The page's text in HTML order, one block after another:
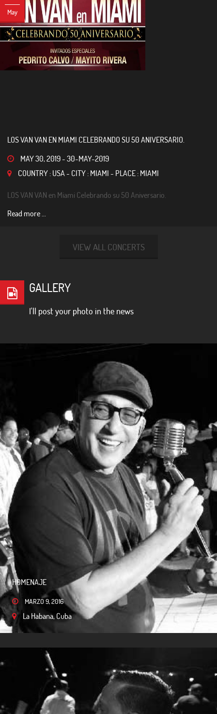
May
LOS VAN VAN EN MIAMI CELEBRANDO SU 50 ANIVERSARIO.
MAY 30, 2019-30-MAY-2019
COUNTRY : USA - CITY : MIAMI - PLACE : MIAMI
LOS VAN VAN en Miami Celebrando su 50 Aniversario.
Read more ...
VIEW ALL CONCERTS
GALLERY
I'll post your photo in the news
HOMENAJE
MARZO 9, 2016
La Habana, Cuba